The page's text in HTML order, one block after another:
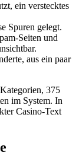
ein verstecktes
Spuren gelegt.
Seiten und
aus ein paar
375
im System. In
Casino-Text